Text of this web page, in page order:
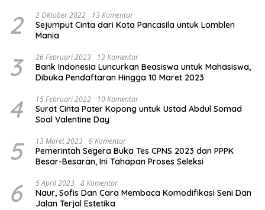
2 2 Oktober 2022 13 Komentar
Sejumput Cinta dari Kota Pancasila untuk Lomblen
Mania
3 26 Februari 2023 13 Komentar
Bank Indonesia Luncurkan Beasiswa untuk Mahasiswa,
Dibuka Pendaftaran Hingga 10 Maret 2023
4 15 Februari 2022 10 Komentar
Surat Cinta Pater Kopong untuk Ustad Abdul Somad
Soal Valentine Day
5 13 Maret 2023 9 Komentar
Pemerintah Segera Buka Tes CPNS 2023 dan PPPK
Besar-Besaran, Ini Tahapan Proses Seleksi
6 5 April 2023 8 Komentar
Naur, Sofis Dan Cara Membaca Komodifikasi Seni Dan
Jalan Terjal Estetika